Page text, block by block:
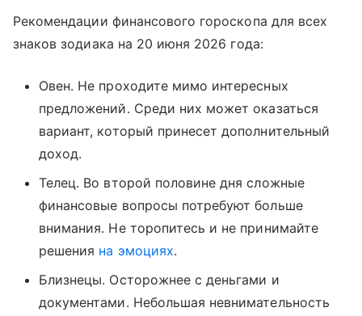
Рекомендации финансового гороскопа для всех
знаков зодиака на 20 июня 2026 года:
Овен. Не проходите мимо интересных
предложений. Среди них может оказаться
вариант, который принесет дополнительный
доход.
Телец. Во второй половине дня сложные
финансовые вопросы потребуют больше
внимания. Не торопитесь и не принимайте
решения на эмоциях.
Близнецы. Осторожнее с деньгами и
документами. Небольшая невнимательность